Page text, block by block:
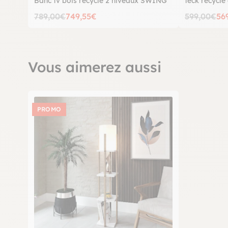
789,00€749,55€ 599,00€
Vous aimerez aussi
PROMO